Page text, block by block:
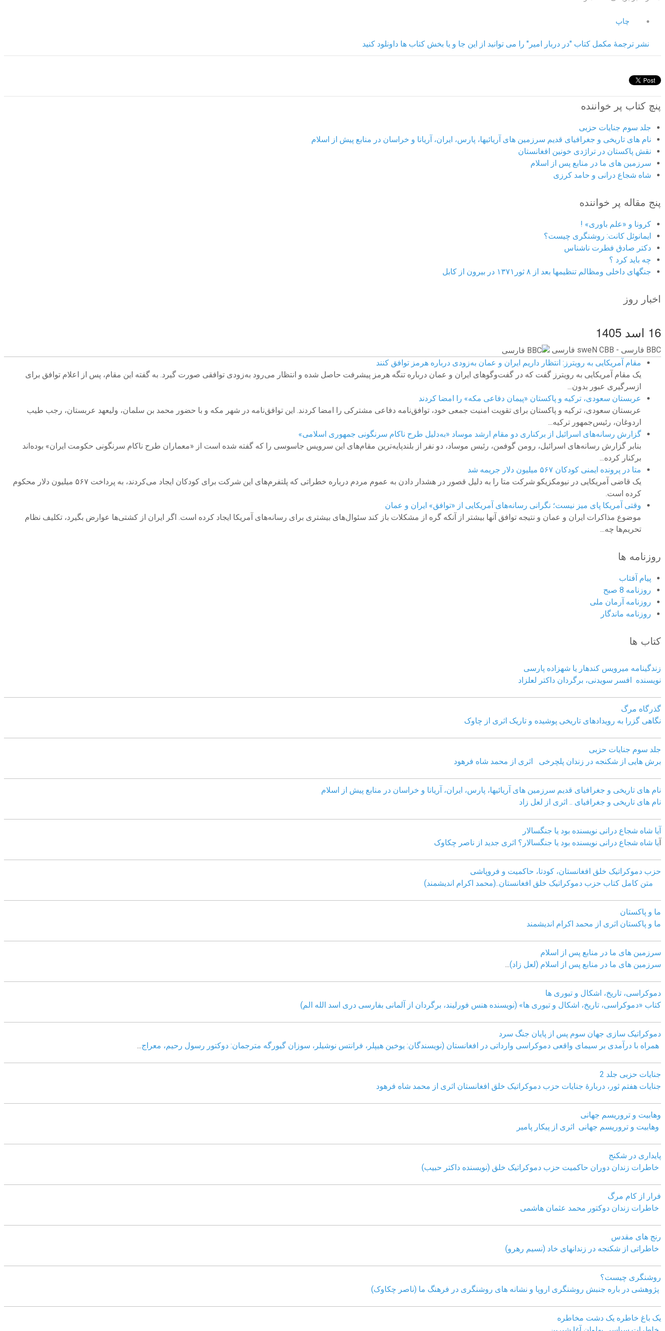
چاپ
نشر ترجمۀ مکمل کتاب "در دربار امیر" را می توانید از این جا و یا بخش کتاب ها داونلود کنید
پنچ کتاب پر خواننده
جلد سوم جنایات حزبی
نام های تاریخی و جغرافیای قدیم سرزمین های آریائیها، پارس، ایران، آریانا و خراسان در منابع پیش از اسلام
نقش پاکستان در تراژدی خونین افغانستان
سرزمین های ما در منابع پس از اسلام
شاه شجاع درانی و حامد کرزی
پنج مقاله پر خواننده
کرونا و «علم باوری» !
ایمانوئل کانت: روشنگری چیست؟
دکتر صادق فطرت ناشناس
چه باید کرد ؟
جنگهای داخلی ومظالم تنظیمها بعد از ۸ ثور۱۳۷۱ در بیرون از کابل
اخبار روز
16 اسد 1405
BBC ‮فارسی - BBC News فارسی
مقام آمریکایی به رویترز: انتظار داریم ایران و عمان به‌زودی درباره هرمز توافق کنند
یک مقام آمریکایی به رویترز گفت که در گفت‌وگوهای ایران و عمان درباره تنگه هرمز پیشرفت حاصل شده و انتظار می‌رود به‌زودی توافقی صورت گیرد. به گفته این مقام، پس از اعلام توافق برای
ازسرگیری عبور بدون...
عربستان سعودی، ترکیه و پاکستان «پیمان دفاعی مکه» را امضا کردند
عربستان سعودی، ترکیه و پاکستان برای تقویت امنیت جمعی خود، توافق‌نامه دفاعی مشترکی را امضا کردند. این توافق‌نامه در شهر مکه و با حضور محمد بن سلمان، ولیعهد عربستان، رجب طیب
اردوغان، رئیس‌جمهور ترکیه...
گزارش‌‌ رسانه‌های اسرائیل از برکناری دو مقام ارشد موساد «به‌دلیل طرح ناکام سرنگونی جمهوری اسلامی»
بنابر گزارش رسانه‌های اسرائیل، رومن گوفمن، رئیس موساد، دو نفر از بلندپایه‌ترین مقام‌های این سرویس جاسوسی را که گفته شده است از «معماران طرح ناکام سرنگونی حکومت ایران» بوده‌اند
برکنار کرده...
متا در پرونده ایمنی کودکان ۵۶۷ میلیون دلار جریمه شد
یک قاضی آمریکایی در نیومکزیکو شرکت متا را به دلیل قصور در هشدار دادن به عموم مردم درباره خطراتی که پلتفرم‌های این شرکت برای کودکان ایجاد می‌کردند، به پرداخت ۵۶۷ میلیون دلار محکوم
کرده است.
وقتی آمریکا پای میز نیست؛ نگرانی رسانه‌های آمریکایی از «توافق» ایران و عمان
موضوع مذاکرات ایران و عمان و نتیجه توافق آنها بیشتر از آنکه گره از مشکلات باز کند سئوال‌های بیشتری برای رسانه‌های آمریکا ایجاد کرده است. اگر ایران از کشتی‌ها عوارض بگیرد، تکلیف نظام
تحریم‌ها چه...
روزنامه ها
پیام آفتاب
روزنامه 8 صبح
روزنامه آرمان ملى
روزنامه ماندگار
کتاب ها
زندگینامه میرویس کندهار یا شهزاده پارسی
نویسنده افسر سویدنی، برگردان داکتر لعلزاد
گذرگاه مرگ
نگاهی گزرا به رویدادهای تاریخی پوشیده و تاریک اثری از چاوک
جلد سوم جنایات حزبی
برش هایی از شکنجه در زندان پلچرخی اثری از محمد شاه فرهود
نام های تاریخی و جغرافیای قدیم سرزمین های آریائیها، پارس، ایران، آریانا و خراسان در منابع پیش از اسلام
نام های تاریخی و جغرافیای .. اثری از لعل زاد
آیا شاه شجاع درانی نویسنده بود یا جنگسالار
آیا شاه شجاع درانی نویسنده بود یا جنگسالار؟ اثری جدید از ناصر چکاوک
حزب دموکراتیک خلق افغانستان، کودتا، حاکمیت و فروپاشی
متن کامل کتاب حزب دموکراتیک خلق افغانستان..(محمد اکرام اندیشمند)
ما و پاکستان
ما و پاکستان اثری از محمد اکرام اندیشمند
سرزمین های ما در منابع پس از اسلام
سرزمین های ما در منابع پس از اسلام (لعل زاد)
دموکراسی، تاريخ، اشکال و تيوری ها
کتاب «دموکراسی، تاريخ، اشکال و تيوری ها» (نويسنده هنس فورليند، برگردان از آلمانی بفارسی دری اسد الله الم)
دموکراتیک سازی جهان سوم پس از پایان جنگ سرد
همراه با درآمدی بر سیمای واقعی دموکراسی وارداتی در افغانستان (نویسندگان: یوخین هیپلر، فرانتس نوشیلر، سوزان گیورگه مترجمان: دوکتور رسول رحیم، معراج
جنایات حزبی جلد 2
جنایات هفتم ثور، دربارۀ جنایات حزب دموکراتیک خلق افغانستان اثری از محمد شاه فرهود
وهابیت و تروریسم جهانی
وهابیت و تروریسم جهانی اثری از پیکار پامیر
پایداری در شکنج
خاطرات زندان دوران حاکمیت حزب دموکراتیک خلق (نویسنده داکتر حبیب)
فرار از کام مرگ
خاطرات زندان دوکتور محمد عثمان هاشمی
رنج های مقدس
خاطراتی از شکنجه در زندانهای خاد (نسیم رهرو)
روشنگری چیست؟
پژوهشی در باره جنبش روشنگری اروپا و نشانه های روشنگری در فرهنگ ما (ناصر چکاوک)
یک باغ خاطره یک دشت مخاطره